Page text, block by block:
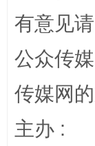
有意见
公众传
传媒网
主办 :